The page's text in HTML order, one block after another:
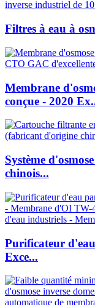
Filtres à eau à
Membrane
conçue - 2020
Système
chinois...
Purificateur
Exce...